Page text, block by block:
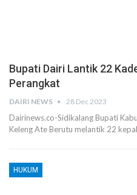
Bupati Dairi Lantik 22
Perangkat
DAIRI NEWS 28 Dec 2023
Dairinews.co-Sidikalang Bupati
Keleng Ate Berutu melantik 22
HUKUM